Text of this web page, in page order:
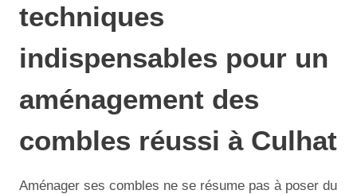
techniques
indispensables pour un
aménagement des
combles réussi à Culhat
Aménager ses combles ne se résume pas à poser du